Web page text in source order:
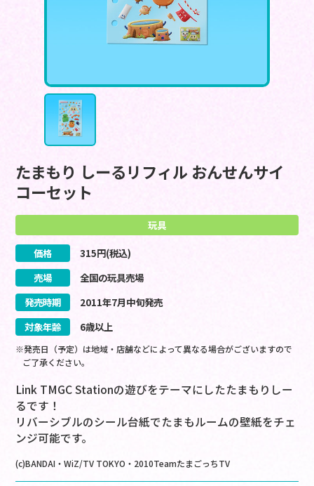
たまもり しーるリフィル おんせんサイ
コーセット
玩具
価格 315円(税込)
売場
全国の玩具売場
発売時期
2011年7月中旬発売
対象年齢
6歳以上
※発売日（予定）は地域・店舗などによって異なる場合がございますので
ご了承ください。
Link TMGC Stationの遊びをテーマにしたたまもりしー
るです！
リバーシブルのシール台紙でたまもルームの壁紙をチェ
ンジ可能です。
(c)BANDAI・WiZ/TV TOKYO・2010TeamたまごっちTV